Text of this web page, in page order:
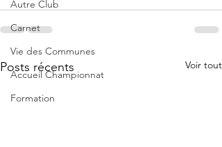
Autre Club
Carnet
Vie des Communes
Accueil Championnat
Formation
Posts récents Voir tout